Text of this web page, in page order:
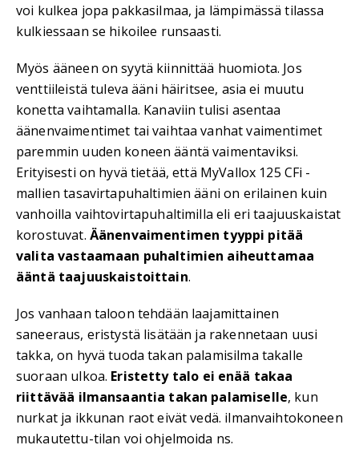
voi kulkea jopa pakkasilmaa, ja lämpimässä tilassa
kulkiessaan se hikoilee runsaasti.
Myös ääneen on syytä kiinnittää huomiota. Jos
venttiileistä tuleva ääni häiritsee, asia ei muutu
konetta vaihtamalla. Kanaviin tulisi asentaa
äänenvaimentimet tai vaihtaa vanhat vaimentimet
paremmin uuden koneen ääntä vaimentaviksi.
Erityisesti on hyvä tietää, että MyVallox 125 CFi -
mallien tasavirtapuhaltimien ääni on erilainen kuin
vanhoilla vaihtovirtapuhaltimilla eli eri taajuuskaistat
korostuvat. Äänenvaimentimen tyyppi pitää
valita vastaamaan puhaltimien aiheuttamaa
ääntä taajuuskaistoittain.
Jos vanhaan taloon tehdään laajamittainen
saneeraus, eristystä lisätään ja rakennetaan uusi
takka, on hyvä tuoda takan palamisilma takalle
suoraan ulkoa. Eristetty talo ei enää takaa
riittävää ilmansaantia takan palamiselle, kun
nurkat ja ikkunan raot eivät vedä. ilmanvaihtokoneen
mukautettu-tilan voi ohjelmoida ns.